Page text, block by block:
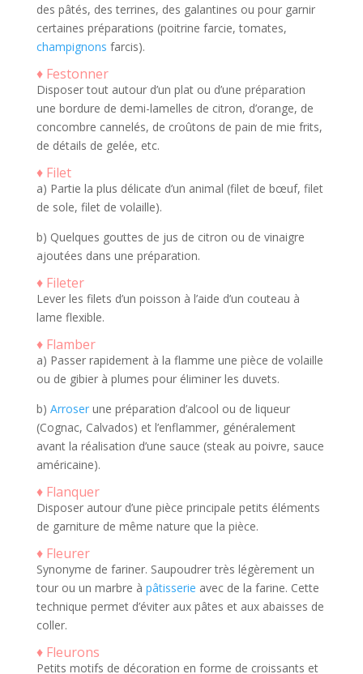
des pâtés, des terrines, des galantines ou pour garnir
certaines préparations (poitrine farcie, tomates,
champignons farcis).
♦ Festonner
Disposer tout autour d’un plat ou d’une préparation
une bordure de demi-lamelles de citron, d’orange, de
concombre cannelés, de croûtons de pain de mie frits,
de détails de gelée, etc.
♦ Filet
a) Partie la plus délicate d’un animal (filet de bœuf, filet
de sole, filet de volaille).
b) Quelques gouttes de jus de citron ou de vinaigre
ajoutées dans une préparation.
♦ Fileter
Lever les filets d’un poisson à l’aide d’un couteau à
lame flexible.
♦ Flamber
a) Passer rapidement à la flamme une pièce de volaille
ou de gibier à plumes pour éliminer les duvets.
b) Arroserune préparation d’alcool ou de liqueur
(Cognac, Calvados) et l’enflammer, généralement
avant la réalisation d’une sauce (steak au poivre, sauce
américaine).
♦ Flanquer
Disposer autour d’une pièce principale petits éléments
de garniture de même nature que la pièce.
♦ Fleurer
Synonyme de fariner. Saupoudrer très légèrement un
tour ou un marbre à pâtisserie avec de la farine. Cette
technique permet d’éviter aux pâtes et aux abaisses de
coller.
♦ Fleurons
Petits motifs de décoration en forme de croissants et